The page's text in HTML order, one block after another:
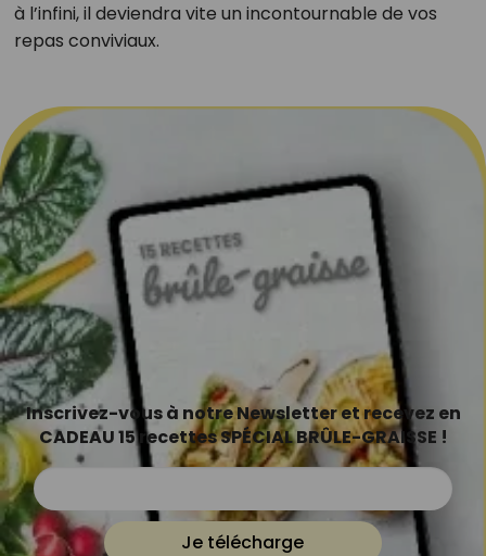
à l’infini, il deviendra vite un incontournable de vos
repas conviviaux.
Inscrivez-vous à notre Newsletter et recevez en
CADEAU 15 recettes SPÉCIAL BRÛLE-GRAISSE !
Je télécharge